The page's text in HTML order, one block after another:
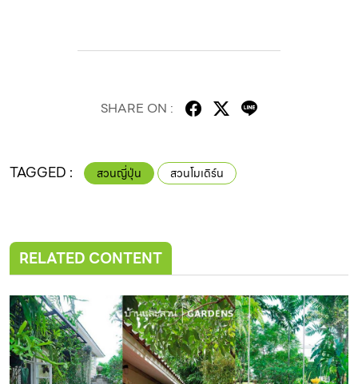
SHARE ON :
TAGGED : สวนญี่ปุ่น สวนโมเดิร์น
RELATED CONTENT